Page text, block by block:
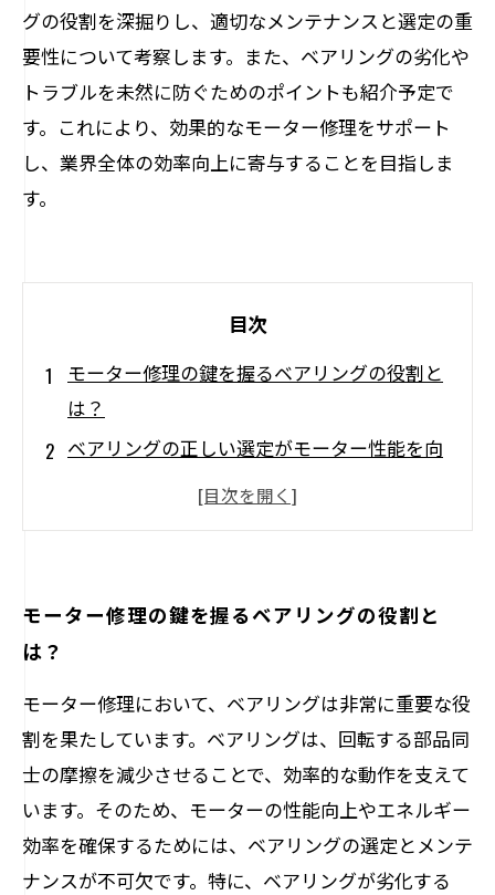
グの役割を深掘りし、適切なメンテナンスと選定の重
要性について考察します。また、ベアリングの劣化や
トラブルを未然に防ぐためのポイントも紹介予定で
す。これにより、効果的なモーター修理をサポート
し、業界全体の効率向上に寄与することを目指しま
す。
目次
モーター修理の鍵を握るベアリングの役割と
は？
ベアリングの正しい選定がモーター性能を向
見逃してはいけない！ベアリングの劣化のサ
滑な動作の秘訣
ンテナンスのコツ
最適なベアリングがもたらす安心と効率の向
上
モーター修理を成功に導くためのベアリング
の重要性を再確認
モーター修理の鍵を握るベアリングの役割と
は？
モーター修理において、ベアリングは非常に重要な役
割を果たしています。ベアリングは、回転する部品同
士の摩擦を減少させることで、効率的な動作を支えて
います。そのため、モーターの性能向上やエネルギー
効率を確保するためには、ベアリングの選定とメンテ
ナンスが不可欠です。特に、ベアリングが劣化する